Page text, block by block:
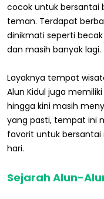
cocok untuk
teman. Terdapat
dinikmati seperti
dan masih banyak lagi.
Layaknya tempat
Alun Kidul juga
hingga kini masih
yang pasti, tempat ini
favorit untuk
hari.
Sejarah Alun-